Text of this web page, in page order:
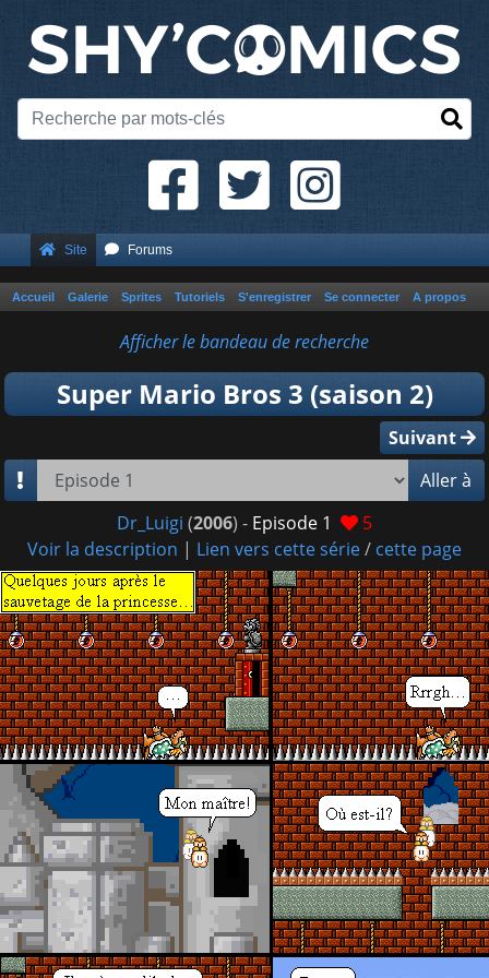
Site Forums
Accueil Galerie Sprites Tutoriels S'enregistrer Se connecter A propos
Afficher le bandeau de recherche
Super Mario Bros 3 (saison 2)
Suivant
Aller à
Dr_Luigi (2006) - Episode 1
5
Voir la description | Lien vers cette série/ cette page